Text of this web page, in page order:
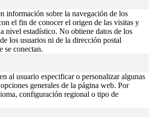
información sobre la navegación de los
el fin de conocer el origen de las visitas y
nivel estadístico. No obtiene datos de los
los usuarios ni de la dirección postal
se conectan.
al usuario especificar o personalizar algunas
generales de la página web. Por
configuración regional o tipo de